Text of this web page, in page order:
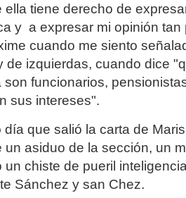
ella tiene derecho de
y a expresar mi opinión
cuando me siento
de izquierdas, cuando dice
son funcionarios,
sus intereses".
día que salió la carta de
un asiduo de la sección, un
un chiste de pueril
Sánchez y san Chez.